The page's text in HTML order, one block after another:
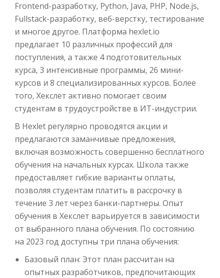
Frontend-разработку, Python, Java, PHP, Node.js,
Fullstack-разработку, веб-верстку, тестирование
и многое другое. Платформа hexlet.io
предлагает 10 различных профессий для
поступления, а также 4 подготовительных
курса, 3 интенсивные программы, 26 мини-
курсов и 8 специализированных курсов. Более
того, Хекслет активно помогает своим
студентам в трудоустройстве в ИТ-индустрии.
В Hexlet регулярно проводятся акции и
предлагаются заманчивые предложения,
включая возможность совершенно бесплатного
обучения на начальных курсах. Школа также
предоставляет гибкие варианты оплаты,
позволяя студентам платить в рассрочку в
течение 3 лет через банки-партнеры. Опыт
обучения в Хекслет варьируется в зависимости
от выбранного плана обучения. По состоянию
на 2023 год доступны три плана обучения:
Базовый план: Этот план рассчитан на
опытных разработчиков, предпочитающих